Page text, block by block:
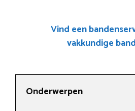
Vind een
vakkundige
Onderwerpen